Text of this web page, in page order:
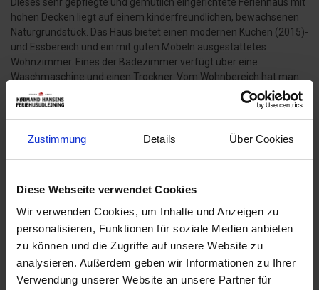
Zustimmung Details Über Cookies
Diese Webseite verwendet Cookies
Wir verwenden Cookies, um Inhalte und Anzeigen zu
personalisieren, Funktionen für soziale Medien anbieten
zu können und die Zugriffe auf unsere Website zu
analysieren. Außerdem geben wir Informationen zu Ihrer
Verwendung unserer Website an unsere Partner für
hohen Decken liegt auf einem kinderfreundlichen, bewachsenen
Naturgrundstück. Das Haus bietet einen modernen Küchen (2015)-
und Essbereich und ein mit guten Möbeln ausgestattetes
Wohnzimmer. Eines der Badezimmer verfügt über eine
Waschmaschine und einen Trockner. Vom Wohnbereich hat man
Zugang zu einer schönen, geschlossenen und ungestörten
Terrasse. Für Kinder ist ein Spielhaus auf dem Grundstück
vorhanden.
Bettengrösse: 2 Doppelbetten mit je 2 Matratzen á 90 x 200 cm +
2 Einzelbetten 90 x 200 cm.
4,9 • 19 Bewertungen
Haus
4,8
Grundstück
5,0
Bereich
5,0